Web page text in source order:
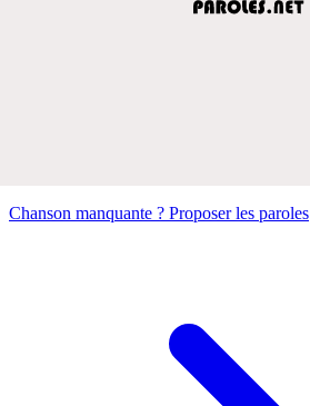
Chanson manquante ? Proposer les paroles